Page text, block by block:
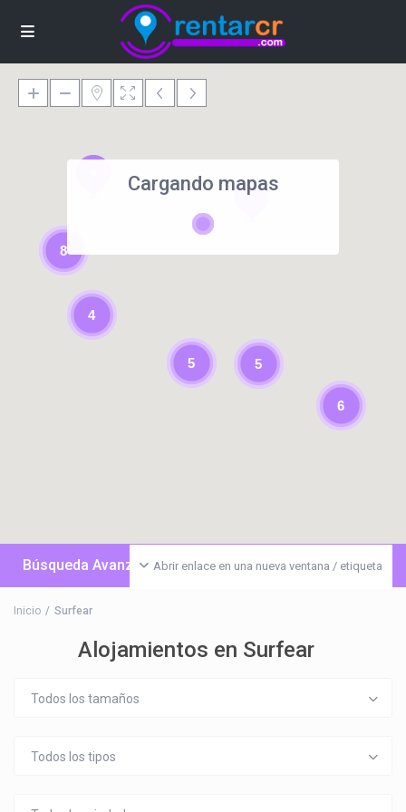
6
5
4
8
5
Cargando mapas
Abrir enlace en una nueva ventana / etiqueta
Búsqueda Avanzada
Inicio Surfear
Alojamientos en Surfear
Todos los tamaños
Todos los tipos